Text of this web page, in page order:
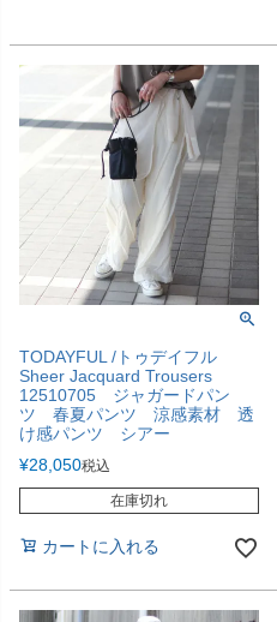
TODAYFUL /トゥデイフル
Sheer Jacquard Trousers
12510705 ジャガードパン
ツ 春夏パンツ 涼感素材 透
け感パンツ シアー
¥28,050税込
在庫切れ
カートに入れる